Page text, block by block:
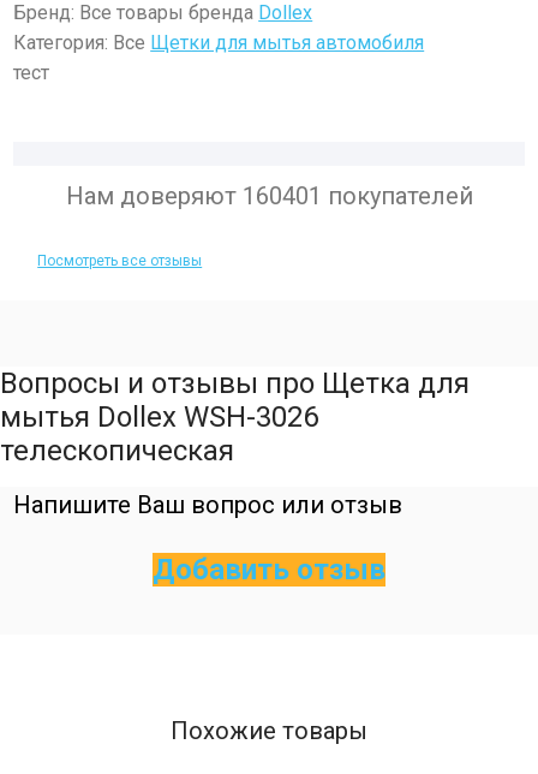
Бренд: Все товары бренда Dollex
Категория: Все Щетки для мытья автомобиля
тест
Нам доверяют 160401 покупателей
Посмотреть все отзывы
Вопросы и отзывы про Щетка для
мытья Dollex WSH-3026
телескопическая
Напишите Ваш вопрос или отзыв
Добавить отзыв
Похожие товары